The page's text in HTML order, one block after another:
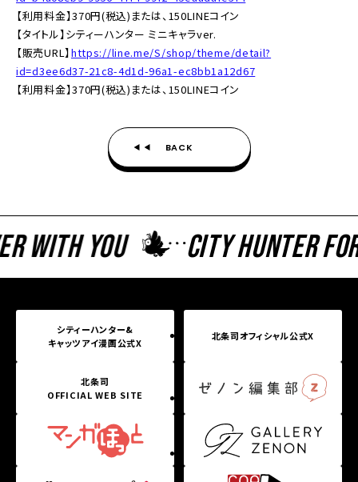
【利用料金】370円(税込)または、150LINEコイン
【タイトル】シティーハンター ミニキャラver.
【販売URL】https://line.me/S/shop/theme/detail?
id=d3ee6d37-21c8-4d1d-96a1-ec8bb1a12d67
【利用料金】370円(税込)または、150LINEコイン
BACK
You CITY HUNTER
シティーハンター&
キャッツアイ漫画公式X
北条司オフィシャル公式X
北条司
OFFICIAL WEB SITE